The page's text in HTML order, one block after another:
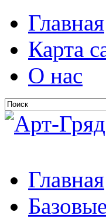
Главная
Карта
О нас
Главная